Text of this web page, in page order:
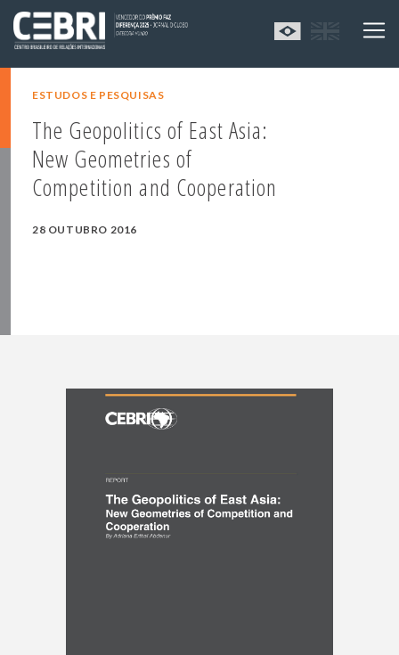
ESTUDOS E PESQUISAS
The Geopolitics of East Asia:
New Geometries of
Competition and Cooperation
28 OUTUBRO 2016